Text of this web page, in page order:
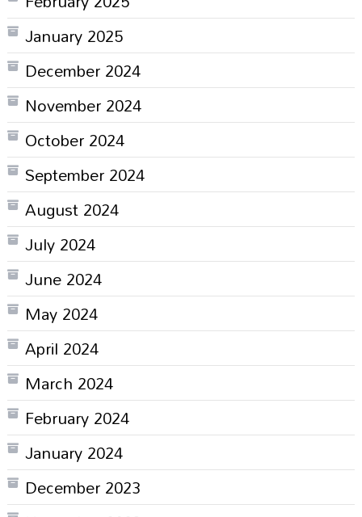
January 2025
December 2024
November 2024
October 2024
September 2024
August 2024
July 2024
June 2024
May 2024
April 2024
March 2024
February 2024
January 2024
December 2023